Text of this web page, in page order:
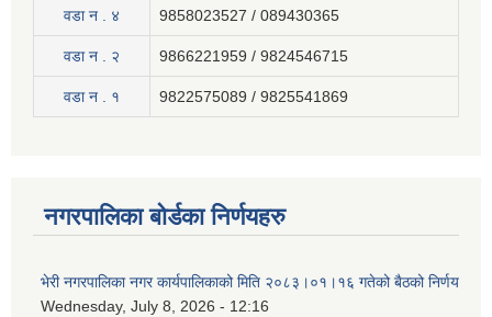
वडा न . ४ 9858023527 / 089430365
वडा न . २ 9866221959 / 9824546715
वडा न . १ 9822575089 / 9825541869
नगरपालिका बोर्डका निर्णयहरु
भेरी नगरपालिका नगर कार्यपालिकाको मिति २०८३।०१।१६ गतेको बैठको निर्णय
Wednesday, July 8, 2026 - 12:16